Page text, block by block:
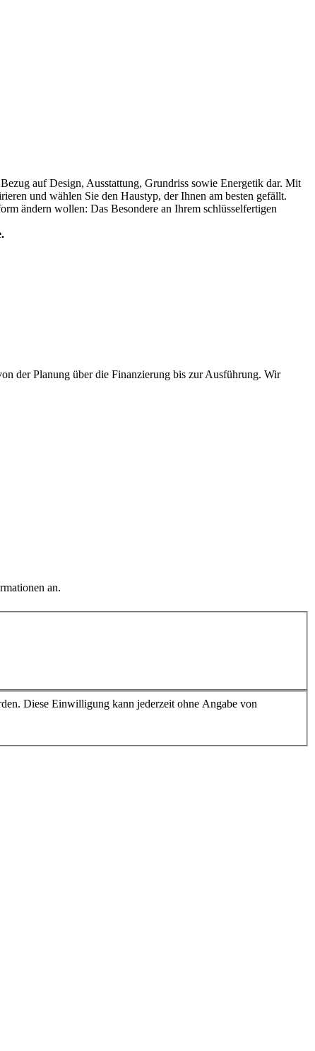
auf Design, Ausstattung, Grundriss sowie Energetik dar. Mit
und wählen Sie den Haustyp, der Ihnen am besten gefällt.
ändern wollen: Das Besondere an Ihrem schlüsselfertigen
der Planung über die Finanzierung bis zur Ausführung. Wir
an.
Diese Einwilligung kann jederzeit ohne Angabe von